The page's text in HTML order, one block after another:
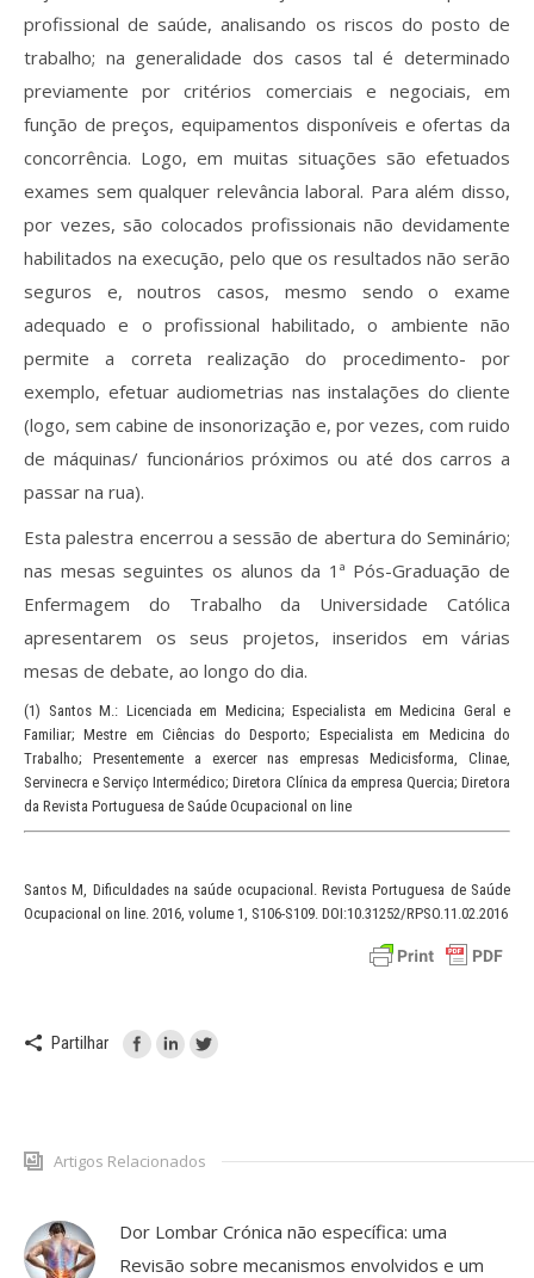
profissional de saúde, analisando os riscos do posto de
trabalho; na generalidade dos casos tal é determinado
previamente por critérios comerciais e negociais, em
função de preços, equipamentos disponíveis e ofertas da
concorrência. Logo, em muitas situações são efetuados
exames sem qualquer relevância laboral. Para além disso,
por vezes, são colocados profissionais não devidamente
habilitados na execução, pelo que os resultados não serão
seguros e, noutros casos, mesmo sendo o exame
adequado e o profissional habilitado, o ambiente não
permite a correta realização do procedimento- por
exemplo, efetuar audiometrias nas instalações do cliente
(logo, sem cabine de insonorização e, por vezes, com ruido
de máquinas/ funcionários próximos ou até dos carros a
passar na rua).
Esta palestra encerrou a sessão de abertura do Seminário;
nas mesas seguintes os alunos da 1ª Pós-Graduação de
Enfermagem do Trabalho da Universidade Católica
apresentarem os seus projetos, inseridos em várias
mesas de debate, ao longo do dia.
(1) Santos M.: Licenciada em Medicina; Especialista em Medicina Geral e
Familiar; Mestre em Ciências do Desporto; Especialista em Medicina do
Trabalho; Presentemente a exercer nas empresas Medicisforma, Clinae,
Servinecra e Serviço Intermédico; Diretora Clínica da empresa Quercia; Diretora
da Revista Portuguesa de Saúde Ocupacional on line
Santos M, Dificuldades na saúde ocupacional. Revista Portuguesa de Saúde
Ocupacional on line. 2016, volume 1, S106-S109. DOI:10.31252/RPSO.11.02.2016
Partilhar
Artigos Relacionados
Dor Lombar Crónica não específica: uma
Revisão sobre mecanismos envolvidos e um